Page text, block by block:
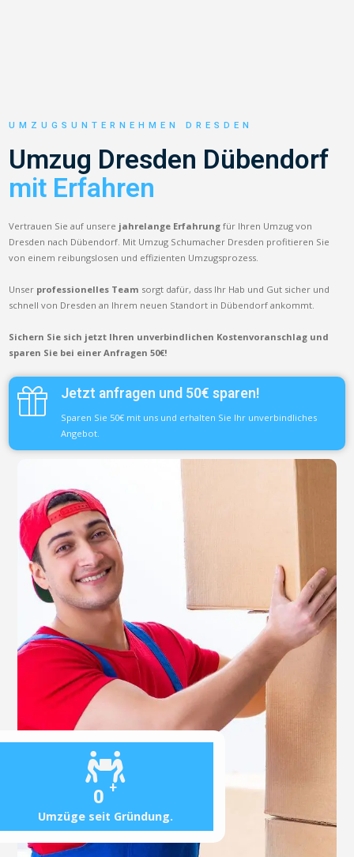
0 +
Umzüge seit Gründung.
UMZUGSUNTERNEHMEN DRESDEN
Umzug Dresden Dübendorf
mit Erfahren
Vertrauen Sie auf unsere jahrelange Erfahrung für Ihren Umzug von
Dresden nach Dübendorf. Mit Umzug Schumacher Dresden profitieren Sie
von einem reibungslosen und effizienten Umzugsprozess.
Unser professionelles Team sorgt dafür, dass Ihr Hab und Gut sicher und
schnell von Dresden an Ihrem neuen Standort in Dübendorf ankommt.
Sichern Sie sich jetzt Ihren unverbindlichen Kostenvoranschlag und
sparen Sie bei einer Anfragen 50€!
Jetzt anfragen und 50€ sparen!
Sparen Sie 50€ mit uns und erhalten Sie Ihr unverbindliches
Angebot.